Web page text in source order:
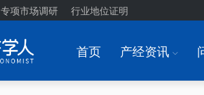
专项市场调研 行业地位证明
首页 产经资讯 I